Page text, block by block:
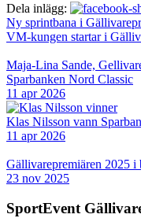
Dela inlägg:
Ny sprintbana i
VM-kungen startar i
Maja-Lina Sande,
Sparbanken Nord Classic
11 apr 2026
Klas Nilsson vann
11 apr 2026
Gällivarepremiären 2025 i
23 nov 2025
SportEvent